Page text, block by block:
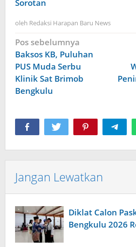
Sorotan
oleh Redaksi Harapan Baru News
Navigasi
pos
Pos sebelumnya
Baksos KB, Puluhan
PUS Muda Serbu
Klinik Sat Brimob
Bengkulu
Jangan Lewatkan
Diklat Calon
Bengkulu 2026